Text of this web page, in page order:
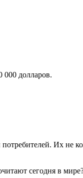
000 долларов.
потребителей. Их
сегодня в